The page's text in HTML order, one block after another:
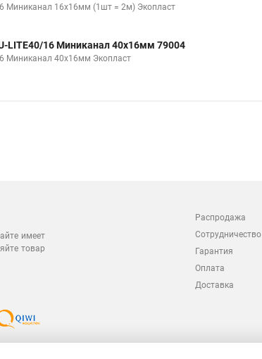
Миниканал 16х16мм (1шт = 2м) Экопласт
LITE40/16 Миниканал 40х16мм 79004
Миниканал 40х16мм Экопласт
имеет
товар
Распродажа
Сотрудничество
Гарантия
Оплата
Доставка